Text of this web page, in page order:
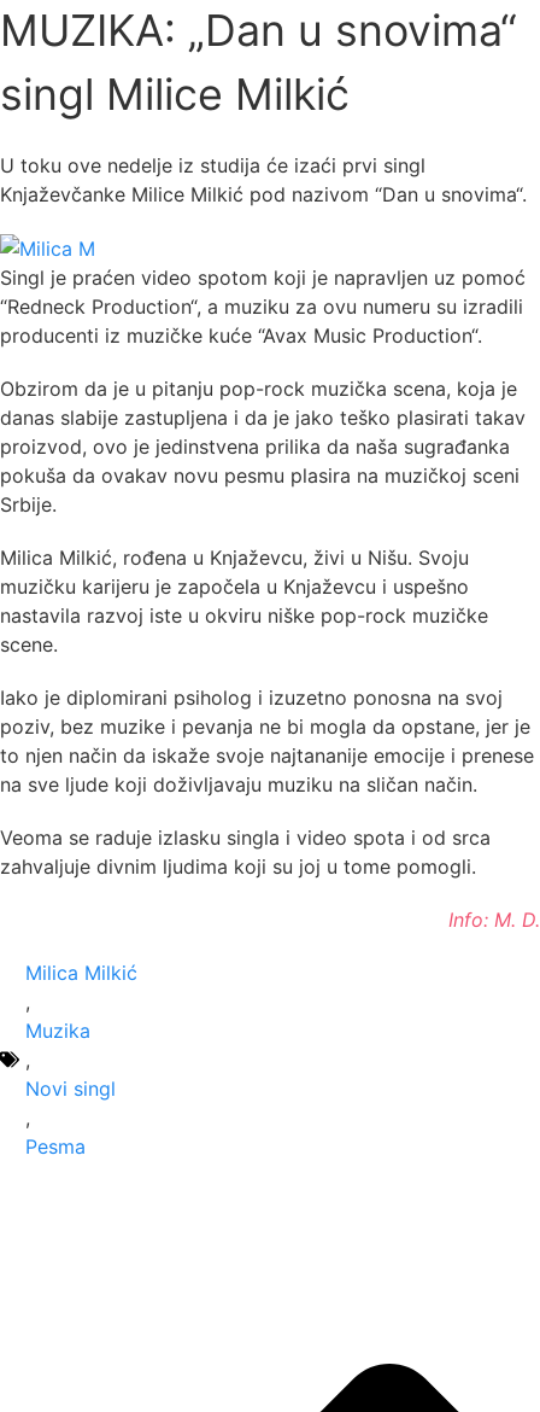
MUZIKA: „Dan u snovima“
singl Milice Milkić
U toku ove nedelje iz studija će izaći prvi singl
Knjaževčanke Milice Milkić pod nazivom “Dan u snovima“.
Singl je praćen video spotom koji je napravljen uz pomoć
“Redneck Production“, a muziku za ovu numeru su izradili
producenti iz muzičke kuće “Avax Music Production“.
Obzirom da je u pitanju pop-rock muzička scena, koja je
danas slabije zastupljena i da je jako teško plasirati takav
proizvod, ovo je jedinstvena prilika da naša sugrađanka
pokuša da ovakav novu pesmu plasira na muzičkoj sceni
Srbije.
Milica Milkić, rođena u Knjaževcu, živi u Nišu. Svoju
muzičku karijeru je započela u Knjaževcu i uspešno
nastavila razvoj iste u okviru niške pop-rock muzičke
scene.
Iako je diplomirani psiholog i izuzetno ponosna na svoj
poziv, bez muzike i pevanja ne bi mogla da opstane, jer je
to njen način da iskaže svoje najtananije emocije i prenese
na sve ljude koji doživljavaju muziku na sličan način.
Veoma se raduje izlasku singla i video spota i od srca
zahvaljuje divnim ljudima koji su joj u tome pomogli.
Info: M. D.
Milica Milkić
,
Muzika
,
Novi singl
,
Pesma